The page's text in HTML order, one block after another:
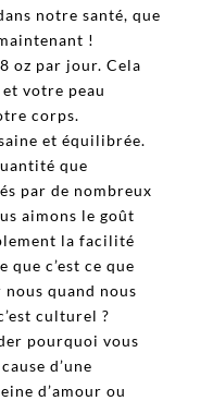
notre santé, que
!
oz par jour. Cela
votre peau
corps.
et équilibrée.
que
par de nombreux
aimons le goût
la facilité
que c’est ce que
quand nous
culturel ?
pourquoi vous
d’une
d’amour ou